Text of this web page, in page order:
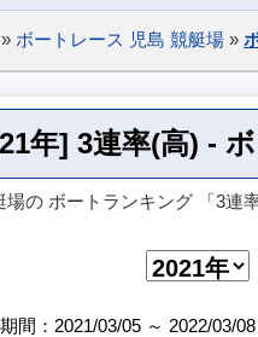
» ボートレース 児島 競艇場 »
年] 3連率(高) -
の ボートランキング 「3連
間：2021/03/05 ～ 2022/03/08